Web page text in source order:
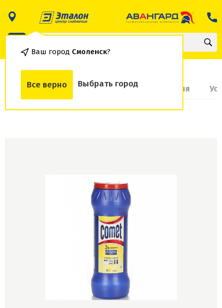
Ваш город Смоленск?
Все верно Выбрать город
О товаре Доставка и оплата Гарантия